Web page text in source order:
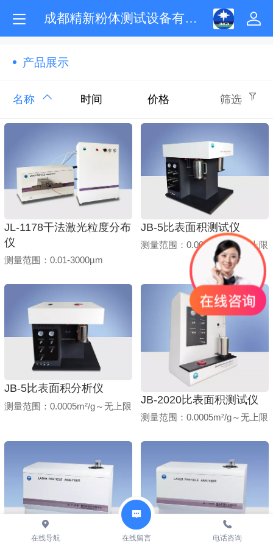
成都精新粉体测试设备有限公司
产品展示
名称 时间 价格 筛选
JL-1178干法激光粒度分布
仪
测量范围：0.01-3000µm
JB-5比表面积测试仪
测量范围：0.0005m²/g～无上限
JB-5比表面积分析仪
测量范围：0.0005m²/g～无上限
JB-2020比表面积测试仪
测量范围：0.0005m²/g～无上限
在线导航 在线留言 电话咨询